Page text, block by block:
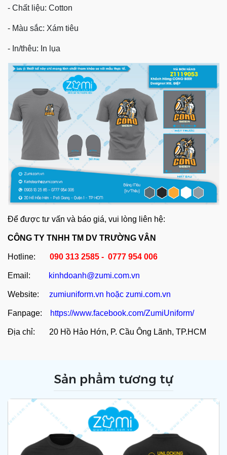
- Chất liệu: Cotton
- Màu sắc: Xám tiêu
- In/thêu: In lụa
Để được tư vấn và báo giá, vui lòng liên hệ:
CÔNG TY TNHH TM DV TRƯỜNG VÂN
Hotline: 090 313 2585 - 0777 954 006
Email: kinhdoanh@zumi.com.vn
Website: zumiuniform.vn hoặc zumi.com.vn
Fanpage: https://www.facebook.com/ZumiUniform/
Địa chỉ: 20 Hồ Hảo Hớn, P. Cầu Ông Lãnh, TP.HCM
Sản phẩm tương tự